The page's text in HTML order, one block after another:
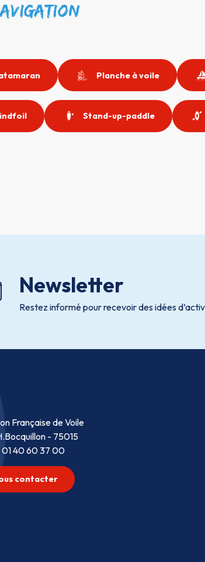
Planche à voile
Stand-up-paddle
Newsletter
Restez informé pour recevoir des idées
Française de Voile
- 75015
01 40 60 37 00
contacter